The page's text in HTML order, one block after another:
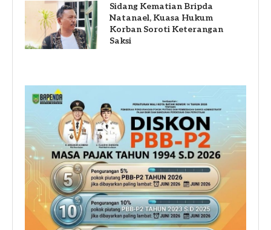
Sidang Kematian Bripda
Natanael, Kuasa Hukum
Korban Soroti Keterangan
Saksi